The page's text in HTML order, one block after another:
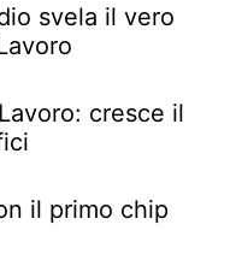
svela il vero
cresce il
il primo chip